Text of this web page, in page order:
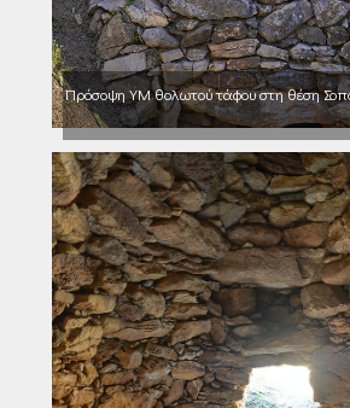
Πρόσοψη ΥΜ θολωτού τάφου στη θέση